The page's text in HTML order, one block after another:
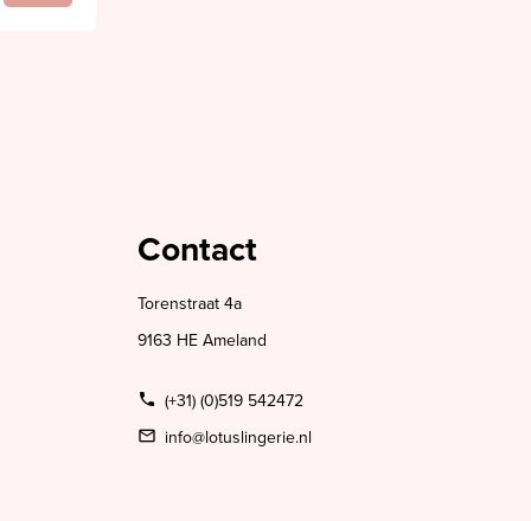
Contact
Torenstraat 4a
9163 HE Ameland
(+31) (0)519 542472
info@lotuslingerie.nl